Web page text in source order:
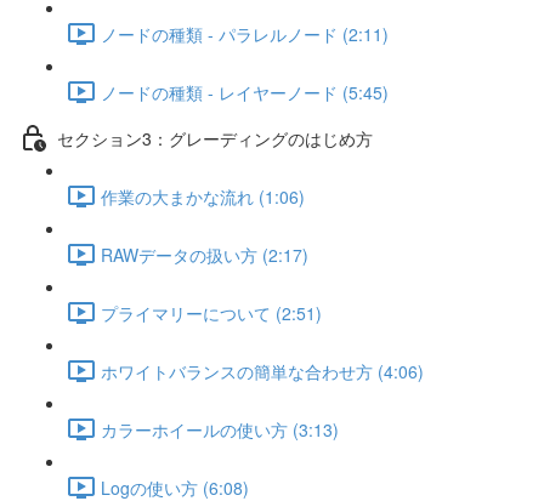
ノードの種類 - パラレルノード (2:11)
ノードの種類 - レイヤーノード (5:45)
セクション3：グレーディングのはじめ方
作業の大まかな流れ (1:06)
RAWデータの扱い方 (2:17)
プライマリーについて (2:51)
ホワイトバランスの簡単な合わせ方 (4:06)
カラーホイールの使い方 (3:13)
Logの使い方 (6:08)